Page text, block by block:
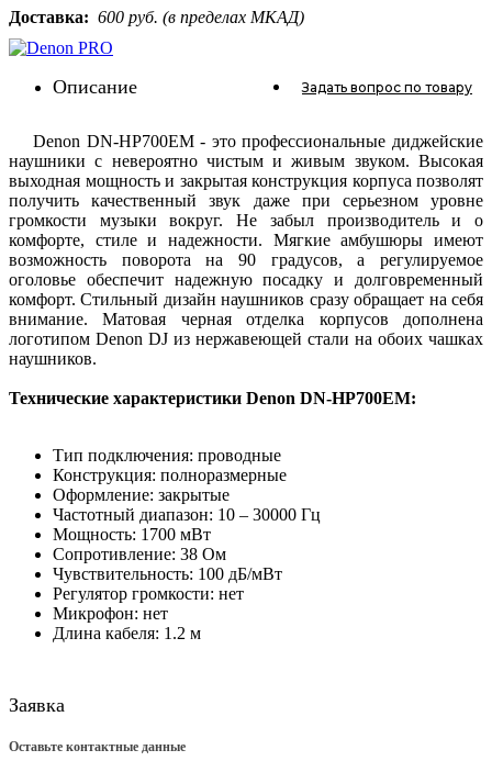
Доставка: 600 руб. (в пределах МКАД)
Описание Задать вопрос по товару
Denon DN-HP700EM - это профессиональные диджейские
наушники с невероятно чистым и живым звуком. Высокая
выходная мощность и закрытая конструкция корпуса позволят
получить качественный звук даже при серьезном уровне
громкости музыки вокруг. Не забыл производитель и о
комфорте, стиле и надежности. Мягкие амбушюры имеют
возможность поворота на 90 градусов, а регулируемое
оголовье обеспечит надежную посадку и долговременный
комфорт. Стильный дизайн наушников сразу обращает на себя
внимание. Матовая черная отделка корпусов дополнена
логотипом Denon DJ из нержавеющей стали на обоих чашках
наушников.
Технические характеристики Denon DN-HP700EM:
Тип подключения: проводные
Конструкция: полноразмерные
Оформление: закрытые
Частотный диапазон: 10 – 30000 Гц
Мощность: 1700 мВт
Сопротивление: 38 Ом
Чувствительность: 100 дБ/мВт
Регулятор громкости: нет
Микрофон: нет
Длина кабеля: 1.2 м
Заявка
Оставьте контактные данные